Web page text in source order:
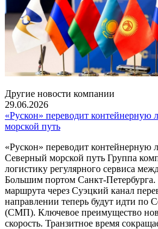
Другие новости компании
29.06.2026
«Рускон» переводит
морской путь
«Рускон» переводит контейнерную
Северный морской путь Группа
логистику регулярного сервиса
Большим портом Санкт-
маршрута через Суэцкий канал
направлении теперь будут идти по
(СМП). Ключевое преимущество
скорость. Транзитное время